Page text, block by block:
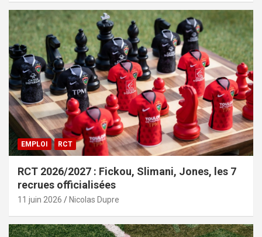
EMPLOI RCT
RCT 2026/2027 : Fickou, Slimani, Jones, les 7
recrues officialisées
11 juin 2026 Nicolas Dupre